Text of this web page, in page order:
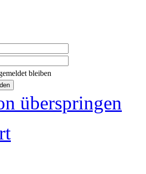
bleiben
überspringen